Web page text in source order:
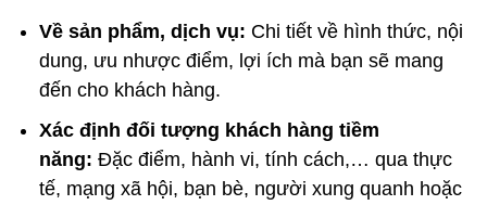
Về sản phẩm, dịch vụ: Chi tiết về hình thức, nội
dung, ưu nhược điểm, lợi ích mà bạn sẽ mang
đến cho khách hàng.
Xác định đối tượng khách hàng tiềm
năng: Đặc điểm, hành vi, tính cách,… qua thực
tế, mạng xã hội, bạn bè, người xung quanh hoặc